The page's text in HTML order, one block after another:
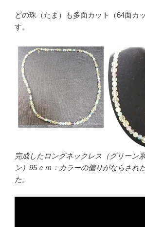
どの珠（たま）も多面カット（64面カ
す。
完成したロングネックレス（グリーン
ン）95ｃｍ：カラーの偏りがならされ
た。